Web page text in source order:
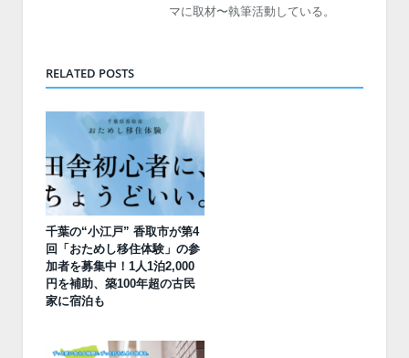
マに取材〜執筆活動している。
RELATED POSTS
千葉の“小江戸” 香取市が第4
回「おためし移住体験」の参
加者を募集中！1人1泊2,000
円を補助、築100年超の古民
家に宿泊も